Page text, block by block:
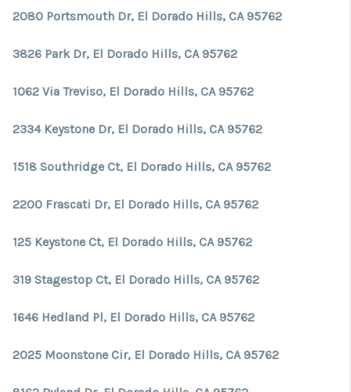
2080 Portsmouth Dr, El Dorado Hills, CA 95762
3826 Park Dr, El Dorado Hills, CA 95762
1062 Via Treviso, El Dorado Hills, CA 95762
2334 Keystone Dr, El Dorado Hills, CA 95762
1518 Southridge Ct, El Dorado Hills, CA 95762
2200 Frascati Dr, El Dorado Hills, CA 95762
125 Keystone Ct, El Dorado Hills, CA 95762
319 Stagestop Ct, El Dorado Hills, CA 95762
1646 Hedland Pl, El Dorado Hills, CA 95762
2025 Moonstone Cir, El Dorado Hills, CA 95762